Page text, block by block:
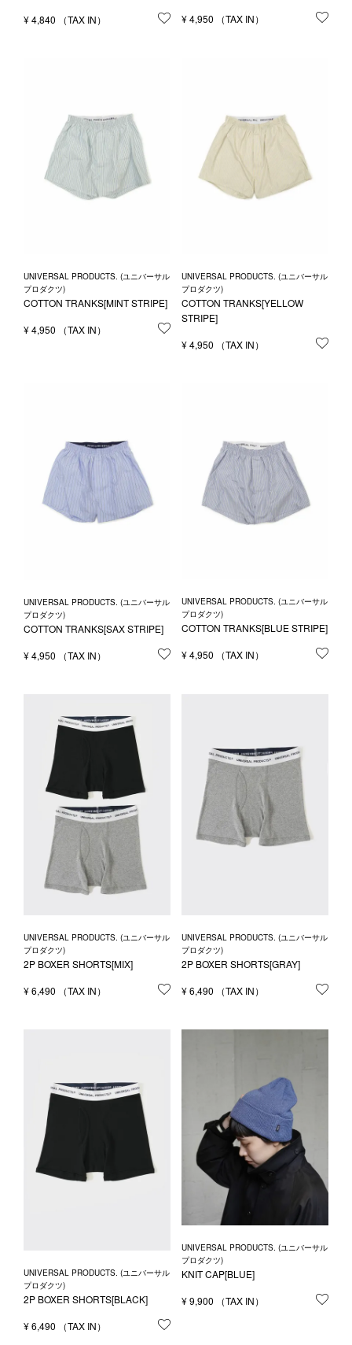
¥4,840 お気に入りに登録する
¥4,950
UNIVERSAL PRODUCTS. (ユニバーサル
プロダクツ)
COTTON TRANKS[MINT STRIPE]
¥4,950
UNIVERSAL PRODUCTS. (ユニバーサル
プロダクツ)
COTTON TRANKS[YELLOW
STRIPE]
¥4,950
UNIVERSAL PRODUCTS. (ユニバーサル
プロダクツ)
COTTON TRANKS[SAX STRIPE]
¥4,950 お気に入りに登録する
UNIVERSAL PRODUCTS. (ユニバーサル
プロダクツ)
COTTON TRANKS[BLUE STRIPE]
¥4,950
UNIVERSAL PRODUCTS. (ユニバーサル
プロダクツ)
2P BOXER SHORTS[MIX]
¥6,490 お気に入りに登録する
UNIVERSAL PRODUCTS. (ユニバーサル
プロダクツ)
2P BOXER SHORTS[GRAY]
¥6,490
UNIVERSAL PRODUCTS. (ユニバーサル
プロダクツ)
2P BOXER SHORTS[BLACK]
¥6,490
UNIVERSAL PRODUCTS. (ユニバーサル
プロダクツ)
KNIT CAP[BLUE]
¥9,900